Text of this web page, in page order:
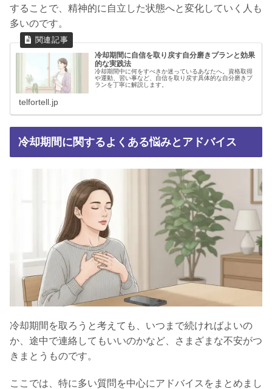
することで、精神的に自立した状態へと変化していく人も
多いのです。
冷却期間に自信を取り戻す自分磨きプランと効果
的な実践法
冷却期間中に何をすべきか迷っているあなたへ。資格取得
や運動、習い事など、自信を取り戻す具体的な自分磨きプ
ランを丁寧に解説します。
telfortell.jp
冷却期間に関するよくある悩みとアドバイス
冷却期間を取ろうと考えても、いつまで続ければよいの
か、途中で連絡してもいいのかなど、さまざまな不安がつ
きまとうものです。
ここでは、特に多い質問を中心にアドバイスをまとめまし